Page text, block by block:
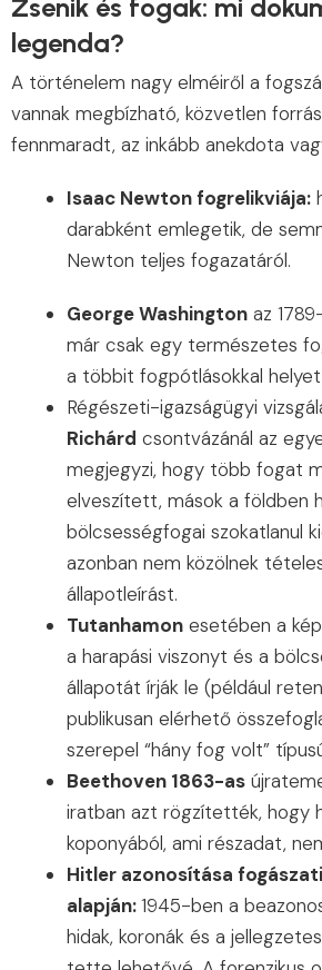
Zsenik és fogak: mi
legenda?
A történelem nagy elméiről a
vannak megbízható, közvetlen
fennmaradt, az inkább anekdota
Isaac Newton fogrelikviája:
darabként emlegetik, de
Newton teljes fogazatáról.
George Washington az
már csak egy természetes
a többit fogpótlásokkal
Régészeti-igazságügyi
Richárd csontvázánál az
megjegyzi, hogy több fogat
elveszített, mások a földben
bölcsességfogai szokatlanul
azonban nem közölnek
állapotleírást.
Tutanhamon esetében a
a harapási viszonyt és a
állapotát írják le (például
publikusan elérhető
szerepel “hány fog volt”
Beethoven 1863-as
iratban azt rögzítették, hogy
koponyából, ami részadat,
Hitler azonosítása
alapján:1945-ben a
hidak, koronák és a